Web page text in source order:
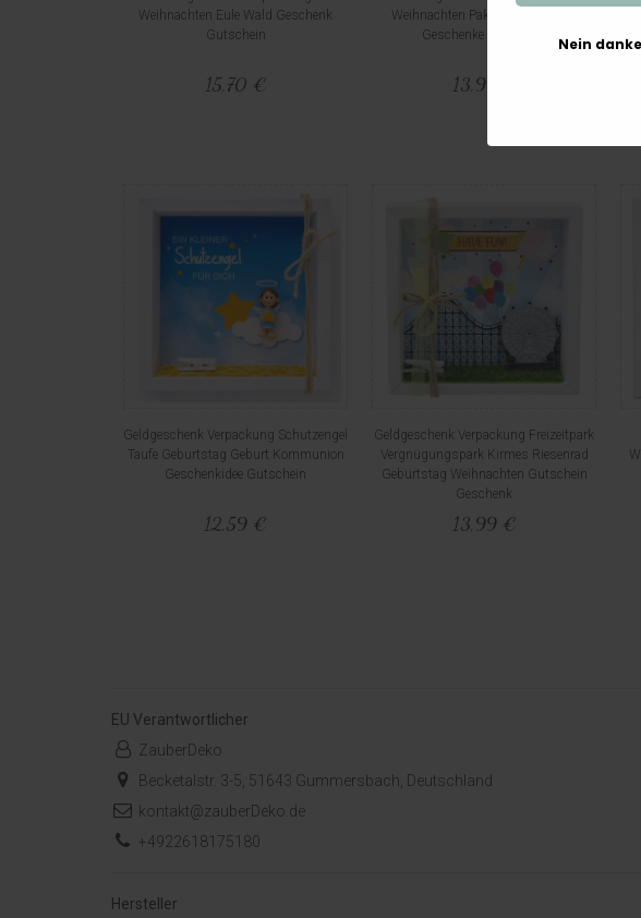
Weihnachten Eule Wald Geschenk
Gutschein
15,70 €
Weihnachten Pakete Wald Fuchs
Geschenke Gutschein
13,99 €
Geldgeschenk Verpackung Schutzengel
Taufe Geburtstag Geburt Kommunion
Geschenkidee Gutschein
12,59 €
Geldgeschenk Verpackung Freizeitpark
Vergnügungspark Kirmes Riesenrad
Geburtstag Weihnachten Gutschein
Geschenk
13,99 €
EU Verantwortlicher
ZauberDeko
Becketalstr. 3-5, 51643 Gummersbach, Deutschland
kontakt@zauberDeko.de
+4922618175180
Hersteller
Nein